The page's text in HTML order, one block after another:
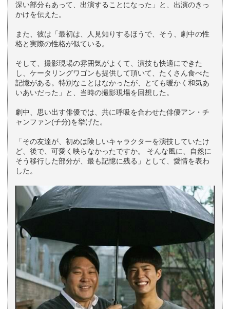
深い部分もあって、出演することになった」と、出演のきっ
かけを伝えた。
また、彼は「最初は、人見知りするほうで、そう、劇中の性
格と実際の性格が似ている。
そして、撮影現場の雰囲気がよくて、演技も快適にできた
し、ケータリングワゴンも提供して頂いて、たくさん食べた
記憶がある。特別なことはなかったが、とても暖かく和気あ
いあいだった」と、当時の撮影現場を回想した。
劇中、思い出す俳優では、共に呼吸を合わせた俳優アン・チ
ャンファン(子分)を挙げた。
「その友達が、初めは険しいキャラクターを演技していたけ
ど、後で、可愛く映らなかったですか。 そんな風に、自然に
そう移行した部分が、最も記憶に残る」として、愛情を表わ
した。